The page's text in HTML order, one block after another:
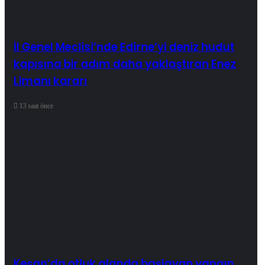
İl Genel Meclisi’nde Edirne’yi deniz hudut
kapısına bir adım daha yaklaştıran Enez
Limanı kararı
13 saat önce